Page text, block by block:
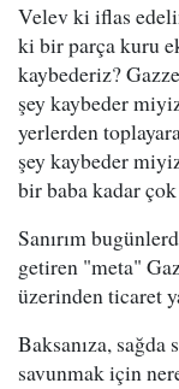
Velev ki iflas
ki bir parça kuru
kaybederiz?
şey kaybeder
yerlerden
şey kaybeder
bir baba kadar
Sanırım
getiren "meta"
üzerinden ticaret
Baksanıza,
savunmak için